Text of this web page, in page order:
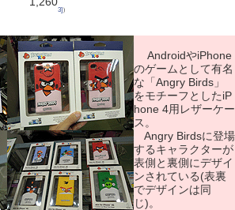
3] ）
AndroidやiPhone
のゲームとして有名
な「Angry Birds」
をモチーフとしたiP
hone 4用レザーケー
ス。
Angry Birdsに登場
するキャラクターが
表側と裏側にデザイ
ンされている(表裏
でデザインは同
じ)。